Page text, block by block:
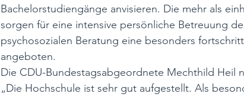
Bachelorstudiengänge anvisieren. Die mehr als
sorgen für eine intensive persönliche Betreuung
psychosozialen Beratung eine besonders
angeboten.
Die CDU-Bundestagsabgeordnete Mechthild Heil
„Die Hochschule ist sehr gut aufgestellt. Als